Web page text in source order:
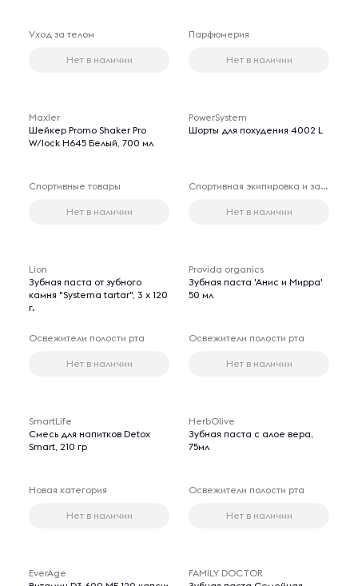
Уход за телом
Нет в наличии
Парфюмерия
Нет в наличии
Maxler
Шейкер Promo Shaker Pro
W/lock H645 Белый, 700 мл
Спортивные товары
Нет в наличии
PowerSystem
Шорты для похудения 4002 L
Спортивная экипировка и защита
Нет в наличии
Lion
Зубная паста от зубного
камня "Systema tartar", 3 х 120
г.
Освежители полости рта
Нет в наличии
Provida organics
Зубная паста 'Анис и Мирра'
50 мл
Освежители полости рта
Нет в наличии
SmartLife
Смесь для напитков Detox
Smart, 210 гр
Новая категория
Нет в наличии
HerbOlive
Зубная паста с алое вера,
75мл
Освежители полости рта
Нет в наличии
EverAge
FAMILY DOCTOR